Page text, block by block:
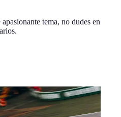
tema, no dudes en